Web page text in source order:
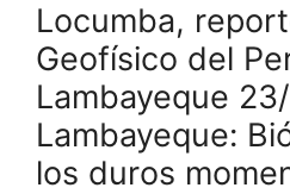
Locumba,
Geofísico del
Lambayeque
Lambayeque:
los duros